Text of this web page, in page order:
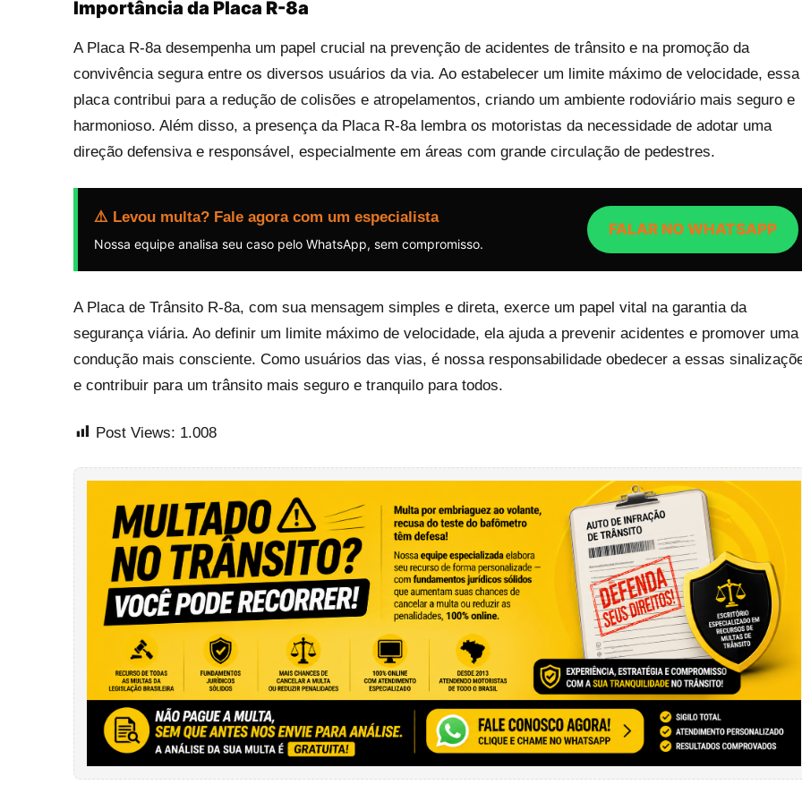
Importância da Placa R-8a
A Placa R-8a desempenha um papel crucial na prevenção de acidentes de trânsito e na promoção da
convivência segura entre os diversos usuários da via. Ao estabelecer um limite máximo de velocidade, essa
placa contribui para a redução de colisões e atropelamentos, criando um ambiente rodoviário mais seguro e
harmonioso. Além disso, a presença da Placa R-8a lembra os motoristas da necessidade de adotar uma
direção defensiva e responsável, especialmente em áreas com grande circulação de pedestres.
⚠️ Levou multa? Fale agora com um especialista
Nossa equipe analisa seu caso pelo WhatsApp, sem compromisso.
FALAR NO WHATSAPP
A Placa de Trânsito R-8a, com sua mensagem simples e direta, exerce um papel vital na garantia da
segurança viária. Ao definir um limite máximo de velocidade, ela ajuda a prevenir acidentes e promover uma
condução mais consciente. Como usuários das vias, é nossa responsabilidade obedecer a essas
e contribuir para um trânsito mais seguro e tranquilo para todos.
Post Views: 1.008